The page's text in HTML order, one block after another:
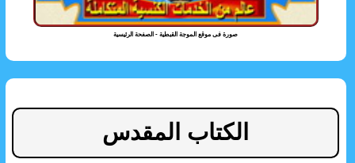
صورة فى موقع الموجة القبطية - الصفحة الرئيسية
الكتاب المقدس